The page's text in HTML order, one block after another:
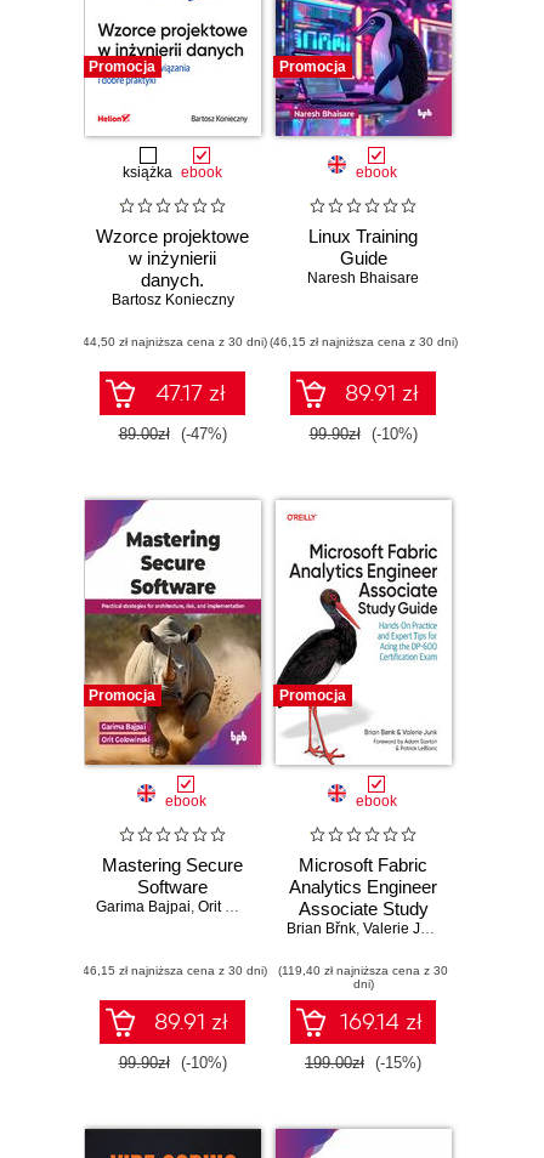
Promocja
książka ebook
Wzorce projektowe
w inżynierii
danych.
Sprawdzone
praktyki
Bartosz Konieczny
(44,50 zł najniższa cena z 30 dni)
47.17 zł
89.00zł (-47%)
Promocja
ebook
Linux Training
Guide
Naresh Bhaisare
(46,15 zł najniższa cena z 30 dni)
89.91 zł
99.90zł (-10%)
Promocja
ebook
Mastering Secure
Software
Garima Bajpai, Orit Golowinski
(46,15 zł najniższa cena z 30 dni)
89.91 zł
99.90zł (-10%)
Promocja
ebook
Microsoft Fabric
Analytics Engineer
Associate Study
Guide. Hands-On
Expert Tips for
Acing the DP-600
Certification Exam
Brian Břnk, Valerie Junk
(119,40 zł najniższa cena z 30
dni)
169.14 zł
199.00zł (-15%)